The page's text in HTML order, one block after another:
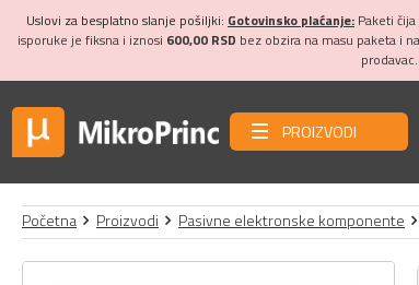
Uslovi za besplatno slanje pošiljki: Gotovinsko plaćanje: Paketi
isporuke je fiksna i iznosi 600,00 RSD bez obzira na masu paketa i
PROIZVODI
Početna Proizvodi Pasivne elektronske komponente